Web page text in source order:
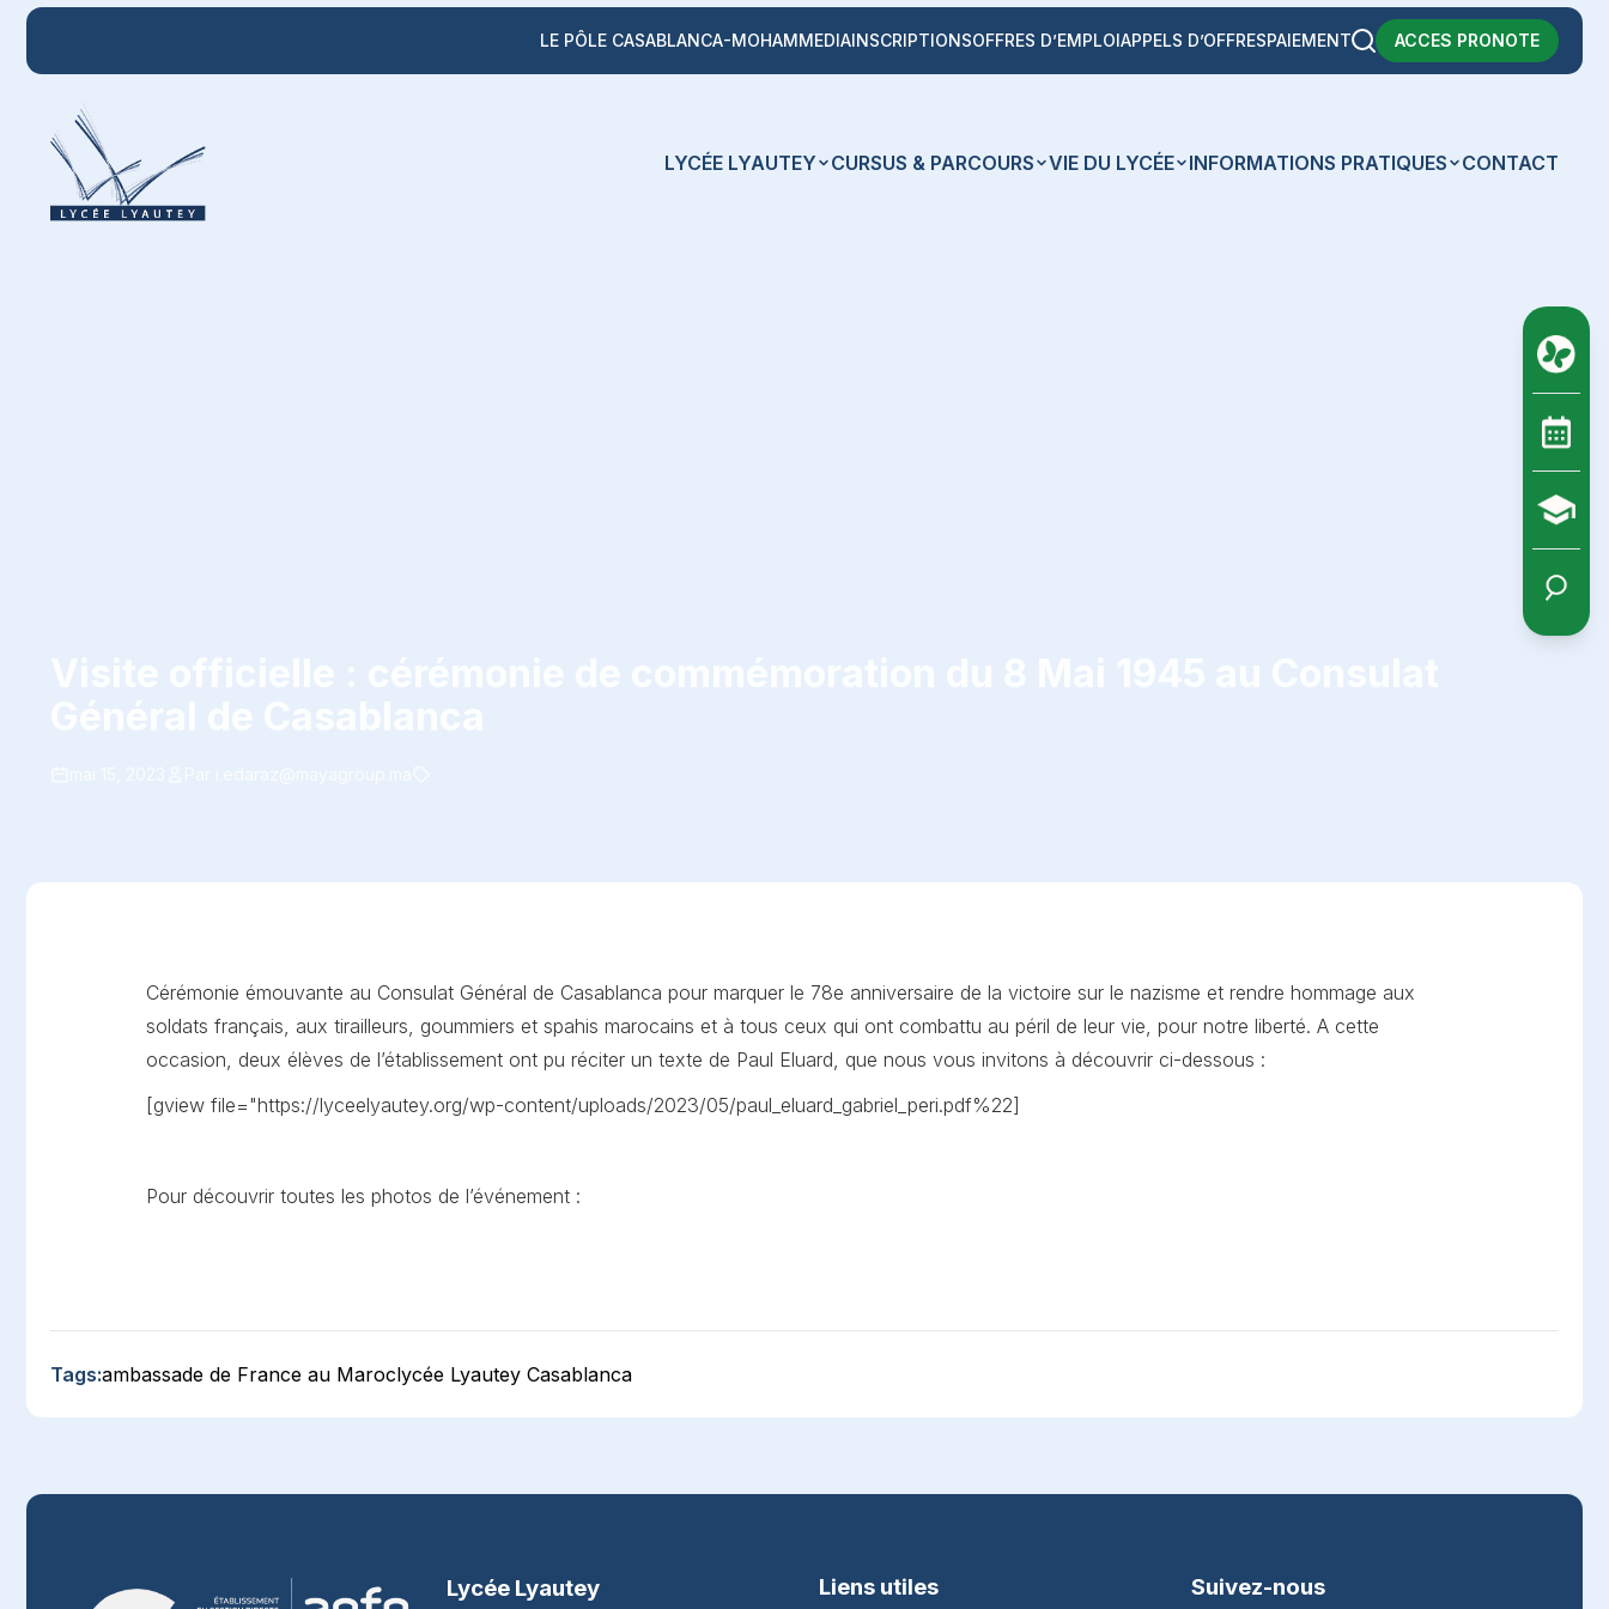
LE PÔLE CASABLANCA-MOHAMMEDIAINSCRIPTIONSOFFRES D’EMPLOIAPPELS D’OFFRESPAIEMENT ACCES PRONOTE
LYCÉE LYAUTEY CURSUS & PARCOURS VIE DU LYCÉE INFORMATIONS PRATIQUES CONTACT
Cérémonie émouvante au Consulat Général de Casablanca pour marquer le 78e anniversaire de la victoire sur le nazisme et rendre hommage aux
soldats français, aux tirailleurs, goummiers et spahis marocains et à tous ceux qui ont combattu au péril de leur vie, pour notre liberté. A cette
occasion, deux élèves de l’établissement ont pu réciter un texte de Paul Eluard, que nous vous invitons à découvrir ci-dessous :
[gview file="https://lyceelyautey.org/wp-content/uploads/2023/05/paul_eluard_gabriel_peri.pdf%22]
Pour découvrir toutes les photos de l’événement :
Tags:ambassade de France au Maroclycée Lyautey Casablanca
Lycée Lyautey Liens utiles Suivez-nous